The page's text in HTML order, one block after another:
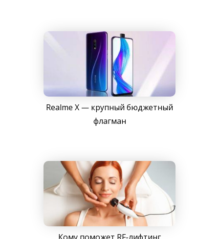
Realme X — крупный бюджетный
флагман